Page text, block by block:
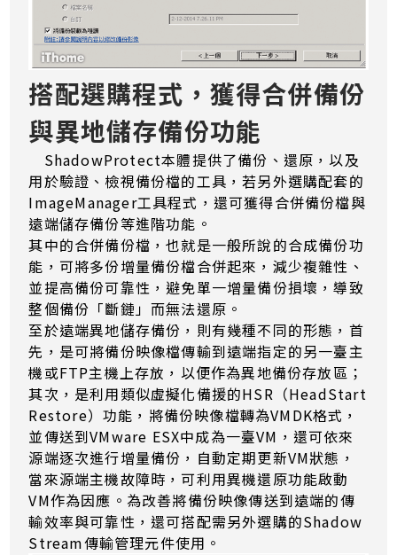
搭配選購程式，獲得合併備份
與異地儲存備份功能
ShadowProtect本體提供了備份、還原，以及
用於驗證、檢視備份檔的工具，若另外選購配套的
ImageManager工具程式，還可獲得合併備份檔與
遠端儲存備份等進階功能。
其中的合併備份檔，也就是一般所說的合成備份功
能，可將多份增量備份檔合併起來，減少複雜性、
並提高備份可靠性，避免單一增量備份損壞，導致
整個備份「斷鏈」而無法還原。
至於遠端異地儲存備份，則有幾種不同的形態，首
先，是可將備份映像檔傳輸到遠端指定的另一臺主
機或FTP主機上存放，以便作為異地備份存放區；
其次，是利用類似虛擬化備援的HSR（HeadStart
Restore）功能，將備份映像檔轉為VMDK格式，
並傳送到VMware ESX中成為一臺VM，還可依來
源端逐次進行增量備份，自動定期更新VM狀態，
當來源端主機故障時，可利用異機還原功能啟動
VM作為因應。為改善將備份映像傳送到遠端的傳
輸效率與可靠性，還可搭配需另外選購的Shadow
Stream傳輸管理元件使用。